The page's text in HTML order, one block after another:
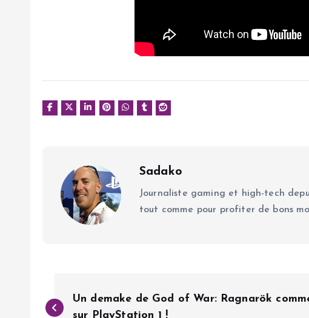
Sadako
Journaliste gaming et high-tech
tout comme pour profiter de bons
Un demake de God of War: Ragnarök
sur PlayStation 1 !